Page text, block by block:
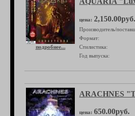
подробнее...
цена: 2,150.00руб.
Производитель/
Формат:
Стилистика:
Год выпуска:
ARACHNES
цена: 650.00руб.